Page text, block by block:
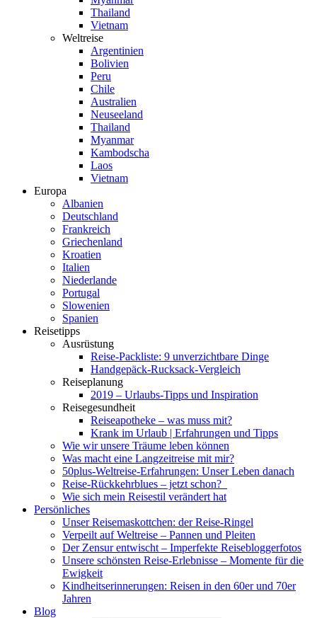
Thailand
Vietnam
Weltreise
Argentinien
Bolivien
Peru
Chile
Australien
Neuseeland
Thailand
Myanmar
Kambodscha
Laos
Vietnam
Europa
Albanien
Deutschland
Frankreich
Griechenland
Kroatien
Italien
Niederlande
Portugal
Slowenien
Spanien
Reisetipps
Ausrüstung
Reise-Packliste: 9 unverzichtbare Dinge
Handgepäck-Rucksack-Vergleich
Reiseplanung
2019 – Urlaubs-Tipps und Inspiration
Reisegesundheit
Reiseapotheke – was muss mit?
Krank im Urlaub | Erfahrungen und Tipps
Wie wir unsere Träume leben können
Was macht eine Langzeitreise mit mir?
50plus-Weltreise-Erfahrungen: Unser Leben danach
Reise-Rückkehrblues – jetzt schon?
Wie sich mein Reisestil verändert hat
Persönliches
Unser Reisemaskottchen: der Reise-Ringel
Verpeilt auf Weltreise – Pannen und Pleiten
Der Zensur entwischt – Imperfekte Reisebloggerfotos
Unsere schönsten Reise-Erlebnisse – Momente für die
Ewigkeit
Kindheitserinnerungen: Reisen in den 60er und 70er
Jahren
Blog